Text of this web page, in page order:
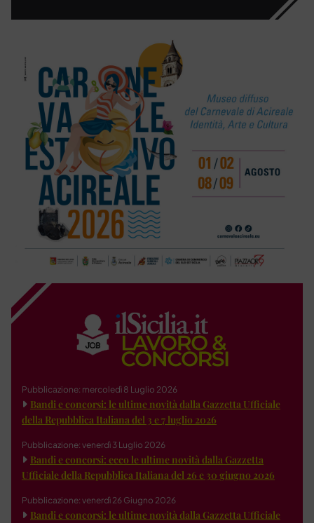
Pubblicazione: mercoledì 8 Luglio 2026
Bandi e concorsi: le ultime novità dalla Gazzetta Ufficiale
della Repubblica Italiana del 3 e 7 luglio 2026
Pubblicazione: venerdì 3 Luglio 2026
Bandi e concorsi: ecco le ultime novità dalla Gazzetta
Ufficiale della Repubblica Italiana del 26 e 30 giugno 2026
Pubblicazione: venerdì 26 Giugno 2026
Bandi e concorsi: le ultime novità dalla Gazzetta Ufficiale